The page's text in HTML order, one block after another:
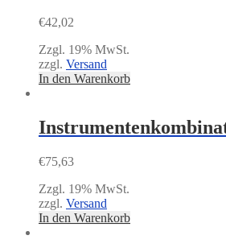
€42,02
Zzgl. 19% MwSt.
zzgl. Versand
In den Warenkorb
€75,63
Zzgl. 19% MwSt.
zzgl. Versand
In den Warenkorb